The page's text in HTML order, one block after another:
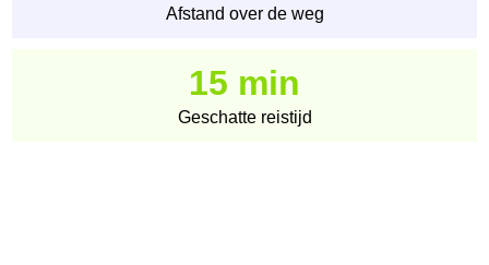
Afstand over de weg
15 min
Geschatte reistijd